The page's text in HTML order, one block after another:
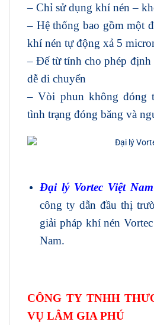
– Chỉ sử dụng khí nén –
– Hệ thống bao gồm một
khí nén tự động xả 5
– Đế từ tính cho phép định
dễ di chuyển
– Vòi phun không đóng
tình trạng đóng băng và
Đại lý Vortec Việt Nam
công ty dẫn đầu thị
giải pháp khí nén
Nam.
CÔNG TY TNHH
VỤ LÂM GIA PHÚ